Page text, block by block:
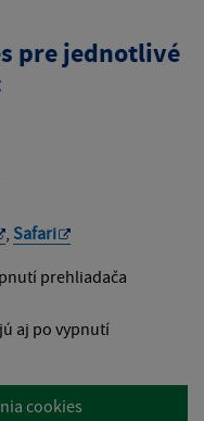
pre jednotlivé
Safari
prehliadača
aj po vypnutí
cookies